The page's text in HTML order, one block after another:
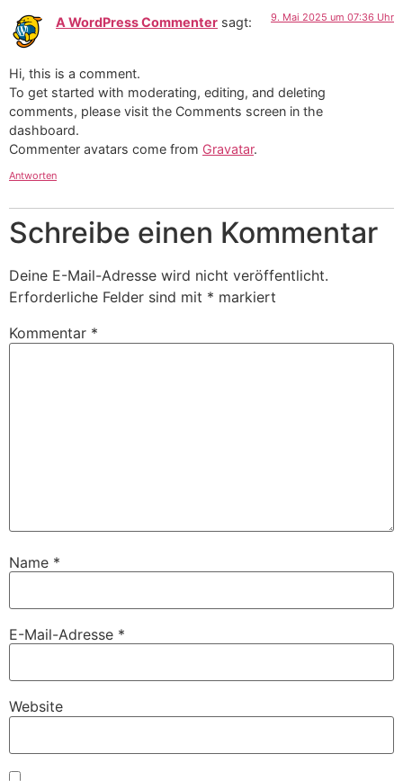
A WordPress Commenter sagt: 9. Mai 2025 um 07:36 Uhr
Hi, this is a comment.
To get started with moderating, editing, and deleting
comments, please visit the Comments screen in the
dashboard.
Commenter avatars come from Gravatar.
Antworten
Schreibe einen Kommentar
Deine E-Mail-Adresse wird nicht veröffentlicht.
Erforderliche Felder sind mit * markiert
Kommentar *
Name *
E-Mail-Adresse *
Website